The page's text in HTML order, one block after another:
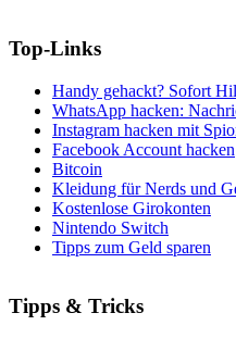
Top-Links
Handy gehackt? Sofort
WhatsApp hacken:
Instagram hacken mit
Facebook Account hacken
Bitcoin
Kleidung für Nerds und
Kostenlose Girokonten
Nintendo Switch
Tipps zum Geld sparen
Tipps & Tricks